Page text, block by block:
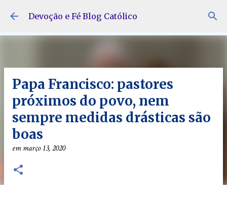
Pular para o conteúdo principal
Devoção e Fé Blog Católico
Papa Francisco: pastores
próximos do povo, nem
sempre medidas drásticas são
boas
emmarço 13, 2020